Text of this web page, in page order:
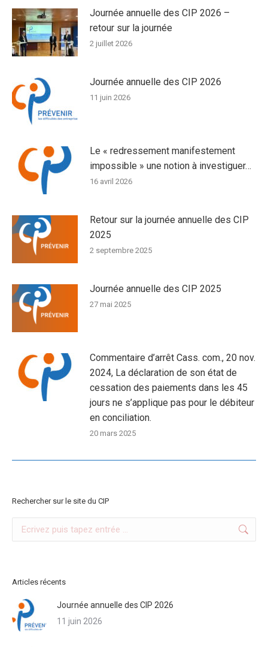
Journée annuelle des CIP 2026 –
retour sur la journée
2 juillet 2026
Journée annuelle des CIP 2026
11 juin 2026
Le « redressement manifestement
impossible » une notion à investiguer…
16 avril 2026
Retour sur la journée annuelle des CIP
2025
2 septembre 2025
Journée annuelle des CIP 2025
27 mai 2025
Commentaire d’arrêt Cass. com., 20 nov.
2024, La déclaration de son état de
cessation des paiements dans les 45
jours ne s’applique pas pour le débiteur
en conciliation.
20 mars 2025
Rechercher sur le site du CIP
Articles récents
Journée annuelle des CIP 2026
11 juin 2026